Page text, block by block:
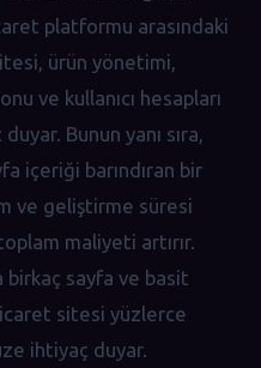
platformu arasındaki
ürün yönetimi,
ve kullanıcı hesapları
Bunun yanı sıra,
içeriği barındıran bir
ve geliştirme süresi
maliyeti artırır.
birkaç sayfa ve basit
sitesi yüzlerce
ihtiyaç duyar.